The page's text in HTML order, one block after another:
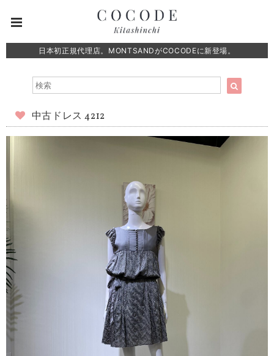
日本初正規代理店。MONTSANDがCOCODEに新登場。
中古ドレス 4212